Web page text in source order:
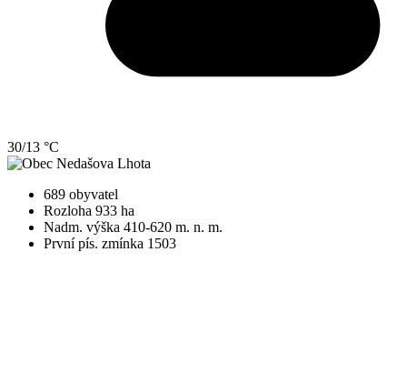
30/13 °C
689 obyvatel
Rozloha 933 ha
Nadm. výška 410-620 m. n. m.
První pís. zmínka 1503